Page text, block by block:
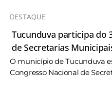
DESTAQUE
Tucunduva participa do
de Secretarias
O município de Tucunduva
Congresso Nacional de